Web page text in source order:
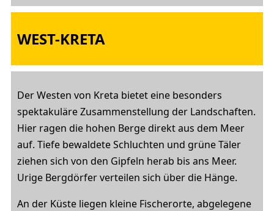
WEST-KRETA
Der Westen von Kreta bietet eine besonders
spektakuläre Zusammenstellung der Landschaften.
Hier ragen die hohen Berge direkt aus dem Meer
auf. Tiefe bewaldete Schluchten und grüne Täler
ziehen sich von den Gipfeln herab bis ans Meer.
Urige Bergdörfer verteilen sich über die Hänge.
An der Küste liegen kleine Fischerorte, abgelegene